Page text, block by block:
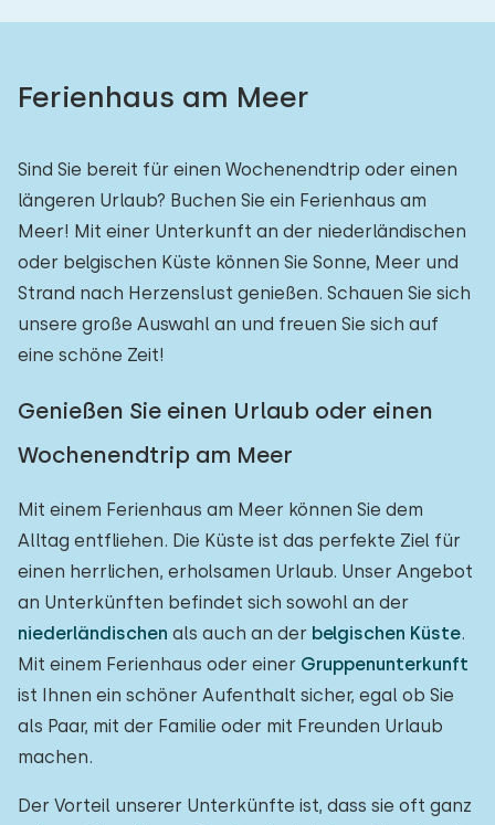
Ferienhaus am Meer
Sind Sie bereit für einen Wochenendtrip oder einen
längeren Urlaub? Buchen Sie ein Ferienhaus am
Meer! Mit einer Unterkunft an der niederländischen
oder belgischen Küste können Sie Sonne, Meer und
Strand nach Herzenslust genießen. Schauen Sie sich
unsere große Auswahl an und freuen Sie sich auf
eine schöne Zeit!
Genießen Sie einen Urlaub oder einen
Wochenendtrip am Meer
Mit einem Ferienhaus am Meer können Sie dem
Alltag entfliehen. Die Küste ist das perfekte Ziel für
einen herrlichen, erholsamen Urlaub. Unser Angebot
an Unterkünften befindet sich sowohl an der
niederländischen als auch an der belgischen Küste.
Mit einem Ferienhaus oder einer Gruppenunterkunft
ist Ihnen ein schöner Aufenthalt sicher, egal ob Sie
als Paar, mit der Familie oder mit Freunden Urlaub
machen.
Der Vorteil unserer Unterkünfte ist, dass sie oft ganz